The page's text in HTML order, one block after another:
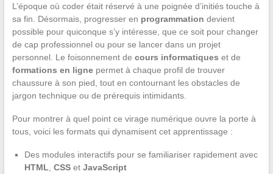
L’époque où coder était réservé à une poignée d’initiés touche à
sa fin. Désormais, progresser en programmation devient
possible pour quiconque s’y intéresse, que ce soit pour changer
de cap professionnel ou pour se lancer dans un projet
personnel. Le foisonnement de cours informatiques et de
formations en lignepermet à chaque profil de trouver
chaussure à son pied, tout en contournant les obstacles de
jargon technique ou de prérequis intimidants.
Pour montrer à quel point ce virage numérique ouvre la porte à
tous, voici les formats qui dynamisent cet apprentissage :
Des modules interactifs pour se familiariser rapidement avec
HTML CSSet JavaScript